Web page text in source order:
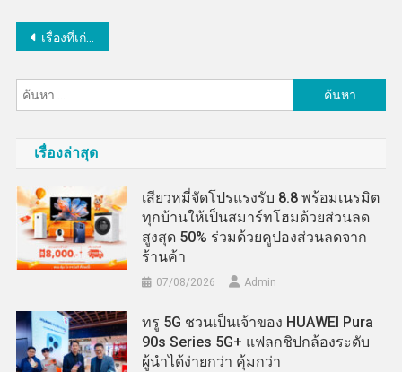
แนะแนว
เรื่อง
เรื่องที่เก่ากว่า
สำหรับ:
เรื่องล่าสุด
เสียวหมี่จัดโปรแรงรับ 8.8 พร้อมเนรมิต
ทุกบ้านให้เป็นสมาร์ทโฮมด้วยส่วนลด
สูงสุด 50% ร่วมด้วยคูปองส่วนลดจาก
ร้านค้า
07/08/2026 Admin
ทรู 5G ชวนเป็นเจ้าของ HUAWEI Pura
90s Series 5G+ แฟลกชิปกล้องระดับ
ผู้นำได้ง่ายกว่า คุ้มกว่า